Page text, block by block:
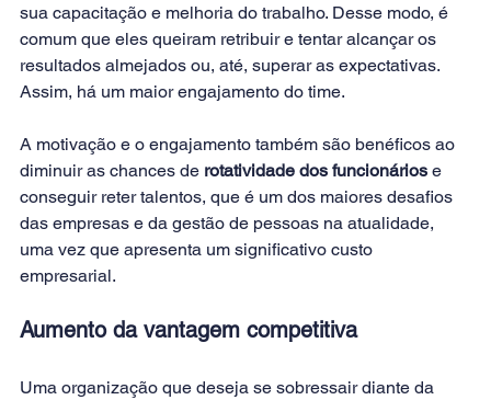
sua capacitação e melhoria do trabalho. Desse modo, é
comum que eles queiram retribuir e tentar alcançar os
resultados almejados ou, até, superar as expectativas.
Assim, há um maior engajamento do time.
A motivação e o engajamento também são benéficos ao
diminuir as chances de rotatividade dos funcionários e
conseguir reter talentos, que é um dos maiores desafios
das empresas e da gestão de pessoas na atualidade,
uma vez que apresenta um significativo custo
empresarial.
Aumento da vantagem competitiva
Uma organização que deseja se sobressair diante da